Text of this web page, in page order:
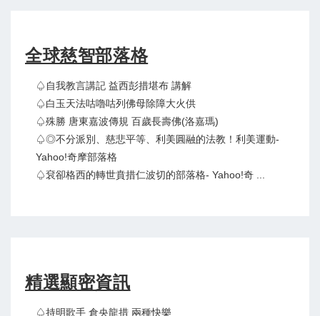
全球慈智部落格
♤自我教言講記 益西彭措堪布 講解
♤白玉天法咕嚕咕列佛母除障大火供
♤殊勝 唐東嘉波傳規 百歲長壽佛(洛嘉瑪)
♤◎不分派別、慈悲平等、利美圓融的法教！利美運動-
Yahoo!奇摩部落格
♤袞卻格西的轉世賁措仁波切的部落格- Yahoo!奇 ...
精選顯密資訊
♤持明歌手 倉央龍措 兩種快樂